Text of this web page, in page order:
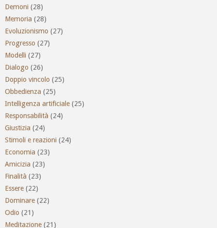
Demoni (28)
Memoria (28)
Evoluzionismo (27)
Progresso (27)
Modelli (27)
Dialogo (26)
Doppio vincolo (25)
Obbedienza (25)
Intelligenza artificiale (25)
Responsabilità (24)
Giustizia (24)
Stimoli e reazioni (24)
Economia (23)
Amicizia (23)
Finalità (23)
Essere (22)
Dominare (22)
Odio (21)
Meditazione (21)